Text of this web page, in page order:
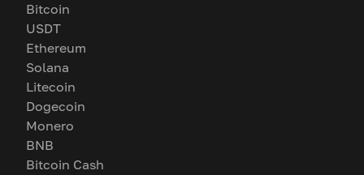
Bitcoin
USDT
Ethereum
Solana
Litecoin
Dogecoin
Monero
BNB
Bitcoin Cash